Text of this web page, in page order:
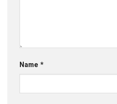
Name *